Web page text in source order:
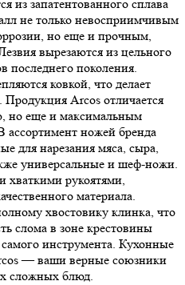
из запатентованного сплава
не только невосприимчивым
но еще и прочным,
вырезаются из цельного
последнего поколения.
ковкой, что делает
Arcos отличается
но еще и максимальным
ассортимент ножей бренда
для нарезания мяса, сыра,
универсальные и шеф-ножи.
хваткими рукоятями,
материала.
хвостовику клинка, что
слома в зоне крестовины
инструмента. Кухонные
— ваши верные союзники
сложных блюд.